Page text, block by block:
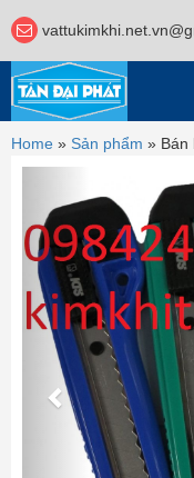
DANH MỤC
Home » Sản phẩm » Bán